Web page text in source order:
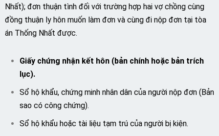
Nhất); đơn thuận tình đối với trường hợp hai vợ chồng cùng
đồng thuận ly hôn muốn làm đơn và cùng đi nộp đơn tại tòa
án Thống Nhất được.
Giấy chứng nhận kết hôn (bản chính hoặc bản trích
lục).
Sổ hộ khẩu, chứng minh nhân dân của người nộp đơn (Bản
sao có công chứng).
Sổ hộ khẩu hoặc tài liệu tạm trú của người bị kiện.